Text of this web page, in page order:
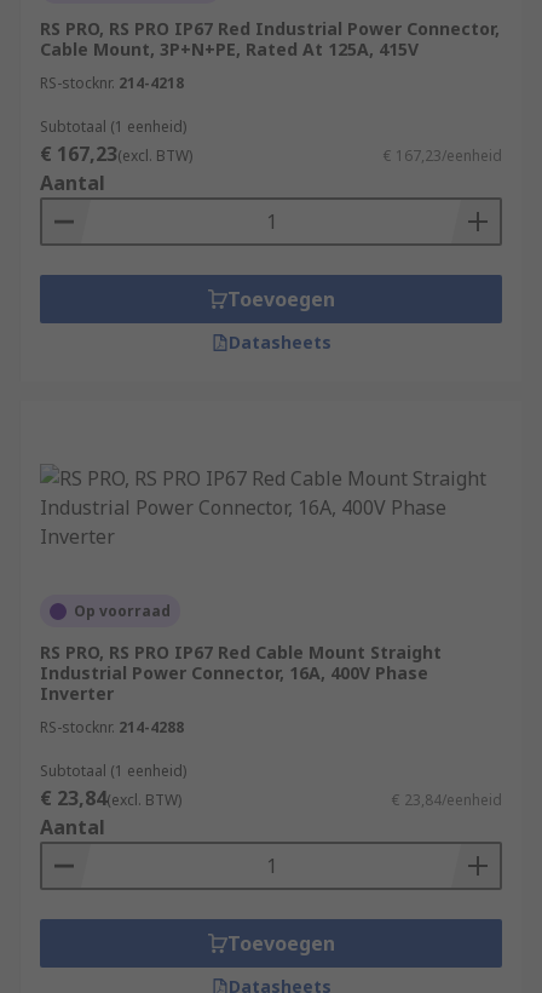
RS PRO, RS PRO IP67 Red Industrial Power Connector,
Cable Mount, 3P+N+PE, Rated At 125A, 415V
RS-stocknr. 214-4218
Subtotaal (1 eenheid)
€ 167,23(excl. BTW) € 167,23/eenheid
Aantal
Toevoegen
Datasheets
Op voorraad
RS PRO, RS PRO IP67 Red Cable Mount Straight
Industrial Power Connector, 16A, 400V Phase
Inverter
RS-stocknr. 214-4288
Subtotaal (1 eenheid)
€ 23,84(excl. BTW) € 23,84/eenheid
Aantal
Toevoegen
Datasheets